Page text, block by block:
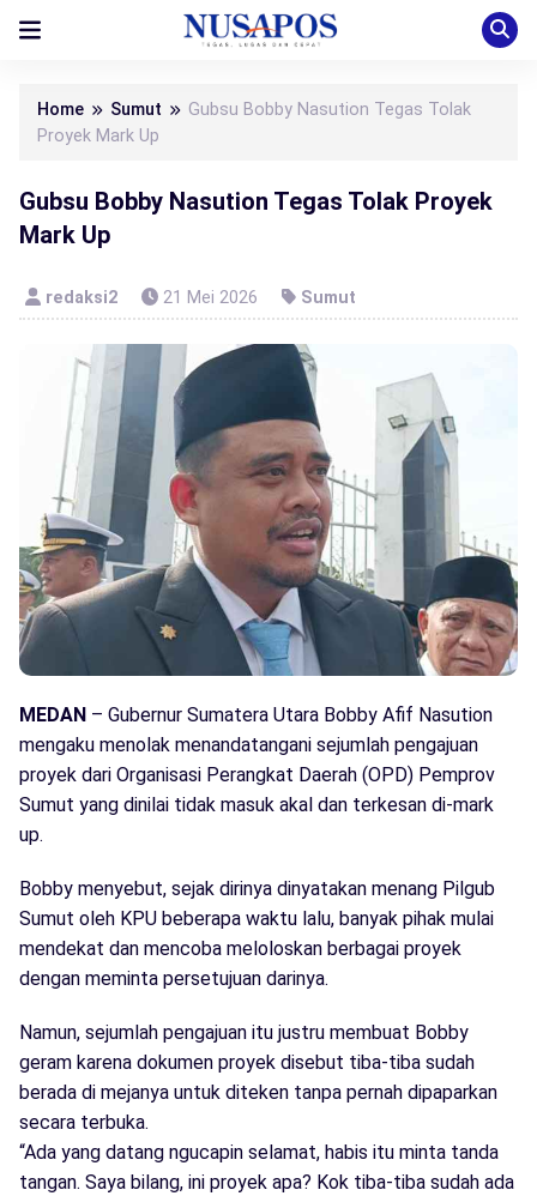
Home Sumut
Gubsu Bobby Nasution Tegas Tolak
Proyek Mark Up
Gubsu Bobby Nasution Tegas Tolak Proyek
Mark Up
redaksi2 21 Mei 2026 Sumut
MEDAN – Gubernur Sumatera Utara Bobby Afif Nasution
mengaku menolak menandatangani sejumlah pengajuan
proyek dari Organisasi Perangkat Daerah (OPD) Pemprov
Sumut yang dinilai tidak masuk akal dan terkesan di-mark
up.
Bobby menyebut, sejak dirinya dinyatakan menang Pilgub
Sumut oleh KPU beberapa waktu lalu, banyak pihak mulai
mendekat dan mencoba meloloskan berbagai proyek
dengan meminta persetujuan darinya.
Namun, sejumlah pengajuan itu justru membuat Bobby
geram karena dokumen proyek disebut tiba-tiba sudah
berada di mejanya untuk diteken tanpa pernah dipaparkan
secara terbuka.
“Ada yang datang ngucapin selamat, habis itu minta tanda
tangan. Saya bilang, ini proyek apa? Kok tiba-tiba sudah ada